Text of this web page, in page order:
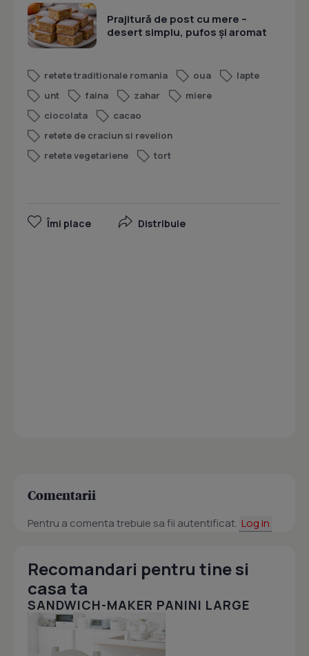
Prajitură de post cu mere –
desert simplu, pufos și aromat
retete traditionale romania oua
lapte
unt
faina zahar
miere
ciocolata
cacao
retete de craciun si revelion
retete vegetariene
tort
Îmi place Distribuie
Comentarii
Pentru a comenta trebuie sa fii autentificat. Log in
Recomandari pentru tine si
casa ta
SANDWICH-MAKER PANINI LARGE